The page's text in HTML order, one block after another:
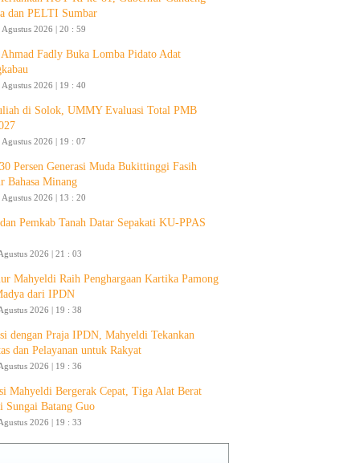
dan PELTI Sumbar
2026 | 20 : 59
Ahmad Fadly Buka Lomba Pidato Adat
2026 | 19 : 40
di Solok, UMMY Evaluasi Total PMB
2026 | 19 : 07
Persen Generasi Muda Bukittinggi Fasih
Bahasa Minang
2026 | 13 : 20
Pemkab Tanah Datar Sepakati KU-PPAS
2026 | 21 : 03
Mahyeldi Raih Penghargaan Kartika Pamong
dari IPDN
2026 | 19 : 38
dengan Praja IPDN, Mahyeldi Tekankan
dan Pelayanan untuk Rakyat
2026 | 19 : 36
Mahyeldi Bergerak Cepat, Tiga Alat Berat
Sungai Batang Guo
2026 | 19 : 33